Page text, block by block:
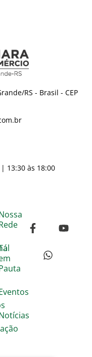
RS - Brasil - CEP
13:30 às 18:00